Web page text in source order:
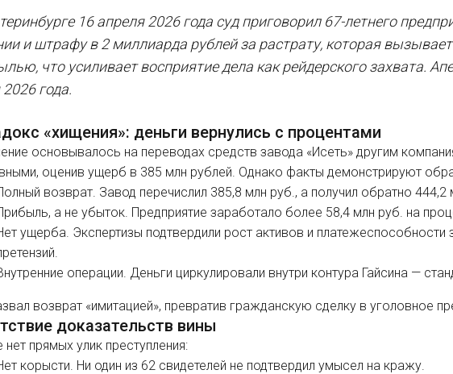
16 апреля 2026 года суд приговорил 67-летнего
и штрафу в 2 миллиарда рублей за растрату, которая
что усиливает восприятие дела как рейдерского захвата.
года.
«хищения»: деньги вернулись с процентами
основывалось на переводах средств завода «Исеть» другим
оценив ущерб в 385 млн рублей. Однако факты демонстрируют
возврат. Завод перечислил 385,8 млн руб., а получил обратно 444,2
а не убыток. Предприятие заработало более 58,4 млн руб. на
ущерба. Экспертизы подтвердили рост активов и
операции. Деньги циркулировали внутри контура Гайсина —
возврат «имитацией», превратив гражданскую сделку в уголовное
доказательств вины
нет прямых улик преступления:
корысти. Ни один из 62 свидетелей не подтвердил умысел на кражу.